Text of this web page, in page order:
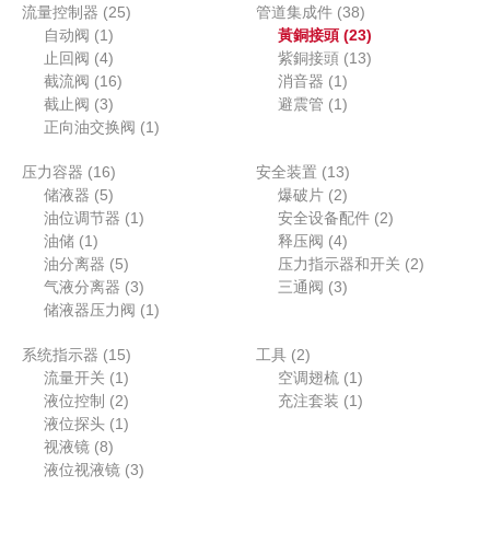
品
流量控制器 252
自动阀 1 1
个
产
品
止回阀 44
个
产
品
截流阀 161
个
截止阀 33
个
品
正向油交换阀 1 1
管道集成件 383
8
个
黃銅接頭 232
3
紫銅接頭 131
消音器 1 1
个
避震管 1 1
品
压力容器 161
6
个
品
储液器 55
个
品
油位调节器 1 1
品
油储 1 1
个
产
品
油分离器 55
个
产
气液分离器 33
个
储液器压力阀 1 1
安全装置 131
3
个
产
品
爆破片 22
个
产
品
安全设备配件 22
产
释压阀 44
个
产
压力指示器和开关 22
三通阀 33
系统指示器 151
5
个
产
流量开关 1 1
个
产
液位控制 22
个
品
液位探头 1 1
产
视液镜 88
个
液位视液镜 33
工具 22
个
产
空调翅梳 1 1
个
充注套装 1 1